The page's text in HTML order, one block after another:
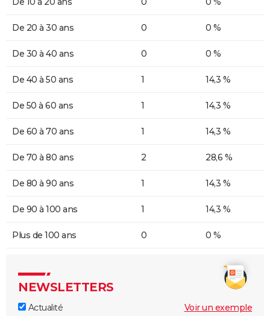
De 20 à 30 ans 0 0 %
De 30 à 40 ans 0 0 %
De 40 à 50 ans 1 14,3 %
De 50 à 60 ans 1 14,3 %
De 60 à 70 ans 1 14,3 %
De 70 à 80 ans 2 28,6 %
De 80 à 90 ans 1 14,3 %
De 90 à 100 ans 1 14,3 %
Plus de 100 ans 0 0 %
NEWSLETTERS
Actualité
Voir un exemple